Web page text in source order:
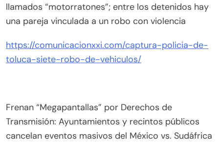
llamados “motorratones”; entre los detenidos hay
una pareja vinculada a un robo con violencia
https://comunicacionxxi.com/captura-policia-de-
toluca-siete-robo-de-vehiculos/
Frenan “Megapantallas” por Derechos de
Transmisión: Ayuntamientos y recintos públicos
cancelan eventos masivos del México vs. Sudáfrica